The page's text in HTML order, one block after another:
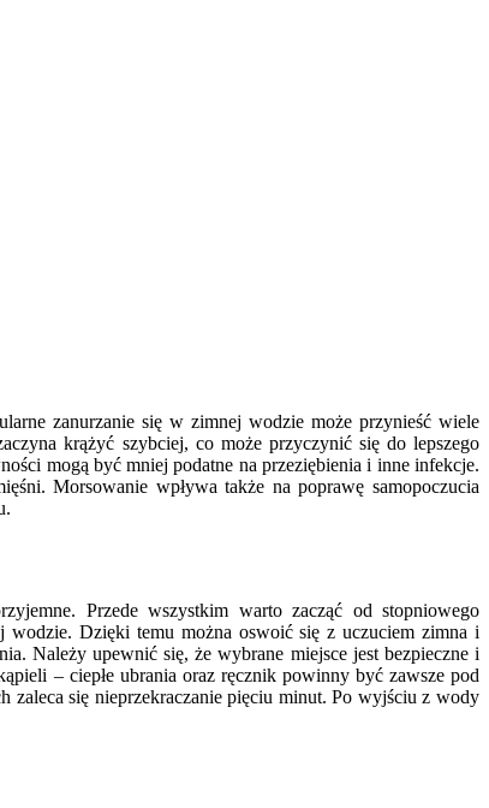
zanurzanie się w zimnej wodzie może przynieść wiele
krążyć szybciej, co może przyczynić się do lepszego
mogą być mniej podatne na przeziębienia i inne infekcje.
Morsowanie wpływa także na poprawę samopoczucia
Przede wszystkim warto zacząć od stopniowego
wodzie. Dzięki temu można oswoić się z uczuciem zimna i
Należy upewnić się, że wybrane miejsce jest bezpieczne i
– ciepłe ubrania oraz ręcznik powinny być zawsze pod
zaleca się nieprzekraczanie pięciu minut. Po wyjściu z wody